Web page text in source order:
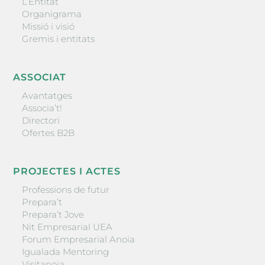
Organigrama
Missió i visió
Gremis i entitats
ASSOCIAT
Avantatges
Associa’t!
Directori
Ofertes B2B
PROJECTES I ACTES
Professions de futur
Prepara’t
Prepara’t Jove
Nit Empresarial UEA
Forum Empresarial Anoia
Igualada Mentoring